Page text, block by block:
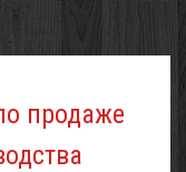
продаже